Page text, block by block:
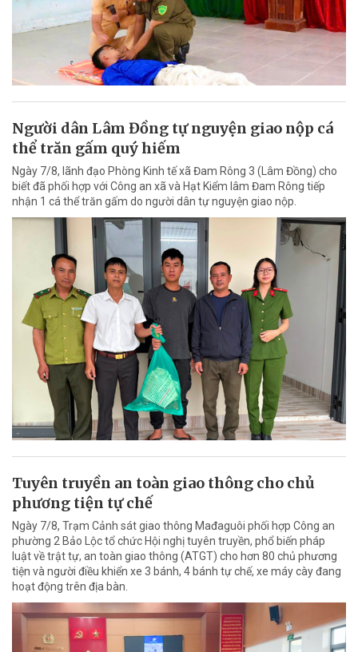
Người dân Lâm Đồng tự nguyện giao nộp cá
thể trăn gấm quý hiếm
Ngày 7/8, lãnh đạo Phòng Kinh tế xã Đam Rông 3 (Lâm Đồng) cho
biết đã phối hợp với Công an xã và Hạt Kiểm lâm Đam Rông tiếp
nhận 1 cá thể trăn gấm do người dân tự nguyện giao nộp.
Tuyên truyền an toàn giao thông cho chủ
phương tiện tự chế
Ngày 7/8, Trạm Cảnh sát giao thông Mađaguôi phối hợp Công an
phường 2 Bảo Lộc tổ chức Hội nghị tuyên truyền, phổ biến pháp
luật về trật tự, an toàn giao thông (ATGT) cho hơn 80 chủ phương
tiện và người điều khiển xe 3 bánh, 4 bánh tự chế, xe máy cày đang
hoạt động trên địa bàn.